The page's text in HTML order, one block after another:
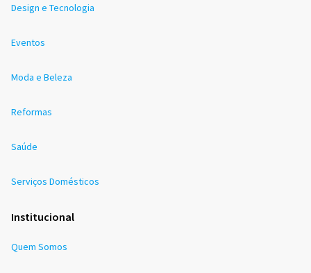
Design e Tecnologia
Eventos
Moda e Beleza
Reformas
Saúde
Serviços Domésticos
Institucional
Quem Somos